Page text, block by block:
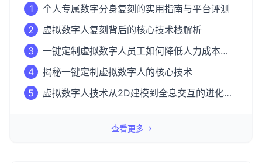
1
个人专属数字分身复刻的实用指南与平台评测
2
虚拟数字人复刻背后的核心技术栈解析
3
一键定制虚拟数字人员工如何降低人力成本
50%？
4
揭秘一键定制虚拟数字人的核心技术
5
虚拟数字人技术从2D建模到全息交互的进化之
查看更多